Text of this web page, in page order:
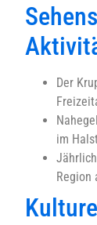
Der
im
Region